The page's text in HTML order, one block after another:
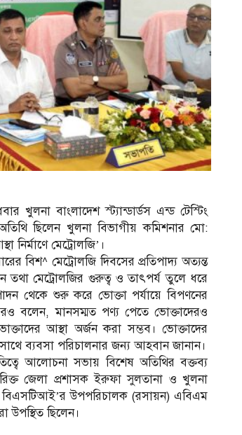
খুলনা বাংলাদেশ স্ট্যান্ডার্ডস এন্ড টেস্টিং
ছিলেন খুলনা বিভাগীয় কমিশনার মো:
নির্মাণে মেট্রোলজি’।
বিশ^ মেট্রোলজি দিবসের প্রতিপাদ্য অত্যন্ত
তথা মেট্রোলজির গুরুত্ব ও তাৎপর্য তুলে ধরে
থেকে শুরু করে ভোক্তা পর্যায়ে বিপণনের
বলেন, মানসম্মত পণ্য পেতে ভোক্তাদেরও
আস্থা অর্জন করা সম্ভব। ভোক্তাদের
ব্যবসা পরিচালনার জন্য আহবান জানান।
আলোচনা সভায় বিশেষ অতিথির বক্তব্য
জেলা প্রশাসক ইরুফা সুলতানা ও খুলনা
উপপরিচালক (রসায়ন) এবিএম
উপস্থিত ছিলেন।